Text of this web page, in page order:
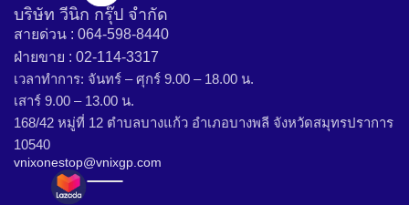
บริษัท วีนิก กรุ๊ป จำกัด
สายด่วน : 064-598-8440
ฝ่ายขาย : 02-114-3317
เวลาทำการ: จันทร์ – ศุกร์ 9.00 – 18.00 น.
เสาร์ 9.00 – 13.00 น.
168/42 หมู่ที่ 12 ตำบลบางแก้ว อำเภอบางพลี จังหวัดสมุทรปราการ
10540
vnixonestop@vnixgp.com